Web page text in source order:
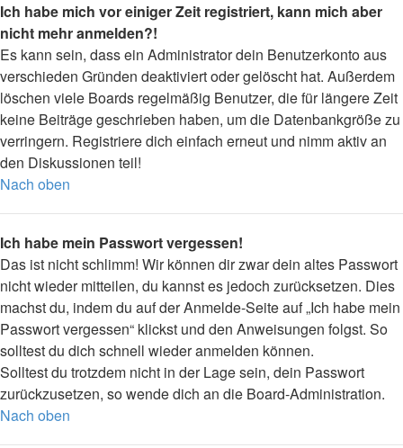
Ich habe mich vor einiger Zeit registriert, kann mich aber
nicht mehr anmelden?!
Es kann sein, dass ein Administrator dein Benutzerkonto aus
verschieden Gründen deaktiviert oder gelöscht hat. Außerdem
löschen viele Boards regelmäßig Benutzer, die für längere Zeit
keine Beiträge geschrieben haben, um die Datenbankgröße zu
verringern. Registriere dich einfach erneut und nimm aktiv an
den Diskussionen teil!
Nach oben
Ich habe mein Passwort vergessen!
Das ist nicht schlimm! Wir können dir zwar dein altes Passwort
nicht wieder mitteilen, du kannst es jedoch zurücksetzen. Dies
machst du, indem du auf der Anmelde-Seite auf „Ich habe mein
Passwort vergessen“ klickst und den Anweisungen folgst. So
solltest du dich schnell wieder anmelden können.
Solltest du trotzdem nicht in der Lage sein, dein Passwort
zurückzusetzen, so wende dich an die Board-Administration.
Nach oben